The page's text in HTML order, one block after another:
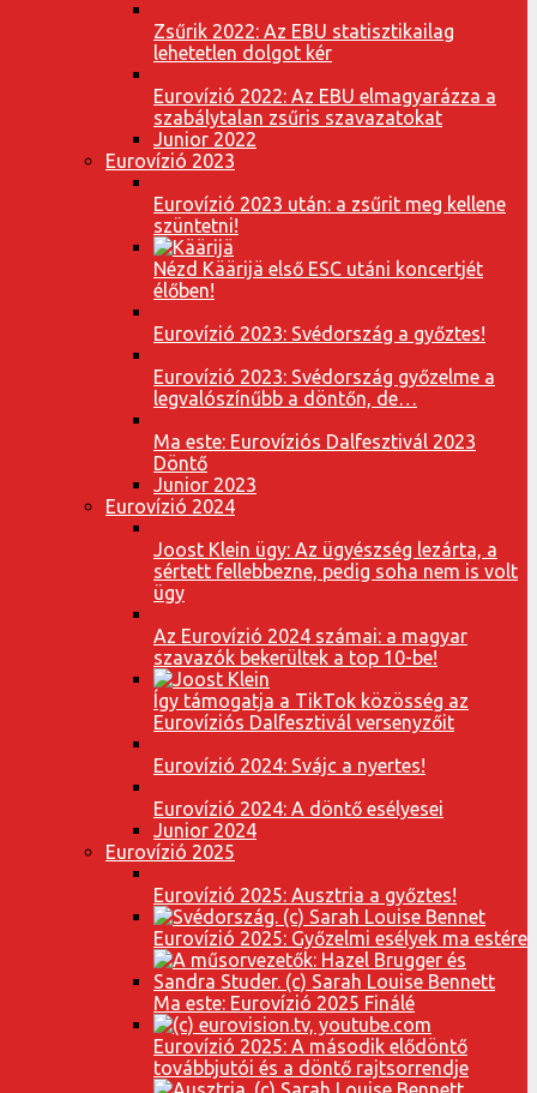
Zsűrik 2022: Az EBU statisztikailag
lehetetlen dolgot kér
Eurovízió 2022: Az EBU elmagyarázza a
szabálytalan zsűris szavazatokat
Junior 2022
Eurovízió 2023
Eurovízió 2023 után: a zsűrit meg kellene
szüntetni!
Nézd Käärijä első ESC utáni koncertjét
élőben!
Eurovízió 2023: Svédország a győztes!
Eurovízió 2023: Svédország győzelme a
legvalószínűbb a döntőn, de…
Ma este: Eurovíziós Dalfesztivál 2023
Döntő
Junior 2023
Eurovízió 2024
Joost Klein ügy: Az ügyészség lezárta, a
sértett fellebbezne, pedig soha nem is volt
ügy
Az Eurovízió 2024 számai: a magyar
szavazók bekerültek a top 10-be!
Így támogatja a TikTok közösség az
Eurovíziós Dalfesztivál versenyzőit
Eurovízió 2024: Svájc a nyertes!
Eurovízió 2024: A döntő esélyesei
Junior 2024
Eurovízió 2025
Eurovízió 2025: Ausztria a győztes!
Eurovízió 2025: Győzelmi esélyek ma estére
Ma este: Eurovízió 2025 Finálé
Eurovízió 2025: A második elődöntő
továbbjutói és a döntő rajtsorrendje